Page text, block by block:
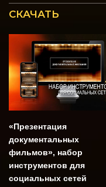
СКАЧАТЬ
«Презентация
документальных
фильмов», набор
инструментов для
социальных сетей